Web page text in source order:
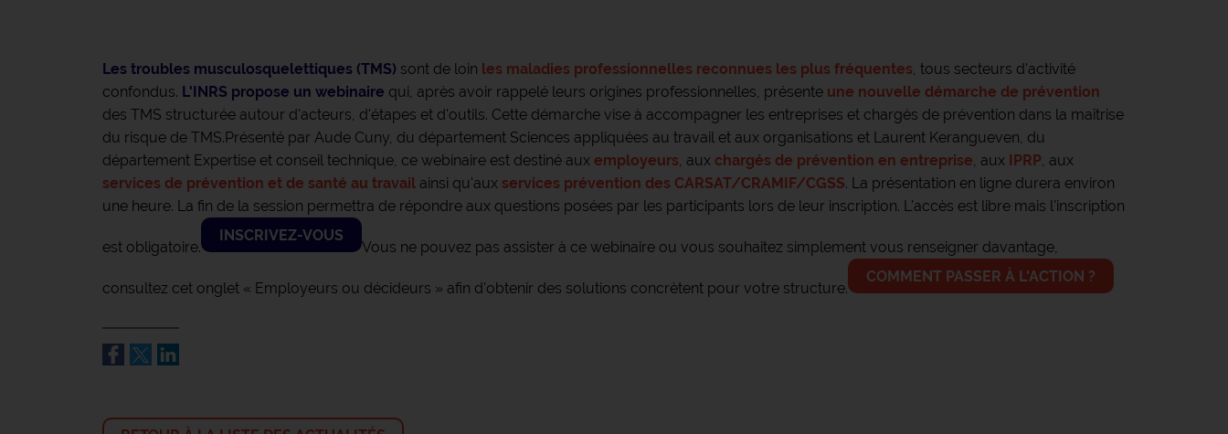
Les troubles musculosquelettiques (TMS) sont de loin les maladies professionnelles reconnues les plus fréquentes, tous secteurs d'activité
confondus. L'INRS propose un webinaire qui, après avoir rappelé leurs origines professionnelles, présente une nouvelle démarche de prévention
des TMS structurée autour d'acteurs, d'étapes et d'outils. Cette démarche vise à accompagner les entreprises et chargés de prévention dans la maîtrise
du risque de TMS.Présenté par Aude Cuny, du département Sciences appliquées au travail et aux organisations et Laurent Kerangueven, du
département Expertise et conseil technique, ce webinaire est destiné aux employeurs, aux chargés de prévention en entreprise, aux IPRP, aux
services de prévention et de santé au travail ainsi qu'aux services prévention des CARSAT/CRAMIF/CGSS. La présentation en ligne durera environ
une heure. La fin de la session permettra de répondre aux questions posées par les participants lors de leur inscription. L'accès est libre mais l'inscription
est obligatoire.
INSCRIVEZ-VOUS
Vous ne pouvez pas assister à ce webinaire ou vous souhaitez simplement vous renseigner davantage,
consultez cet onglet « Employeurs ou décideurs » afin d'obtenir des solutions concrètent pour votre structure.
COMMENT PASSER À L'ACTION ?